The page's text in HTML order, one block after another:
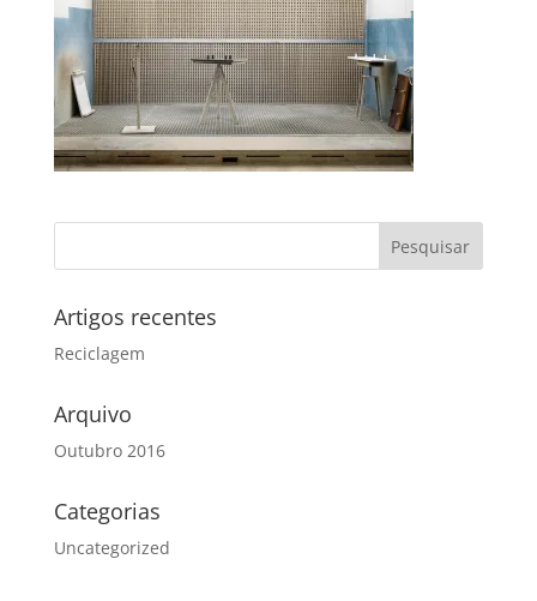
Artigos recentes
Reciclagem
Arquivo
Outubro 2016
Categorias
Uncategorized